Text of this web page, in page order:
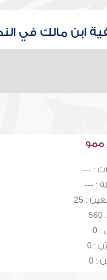
ابن مالك في
ممو
: ---
: ---
: 25
: 0
: 0
: 0